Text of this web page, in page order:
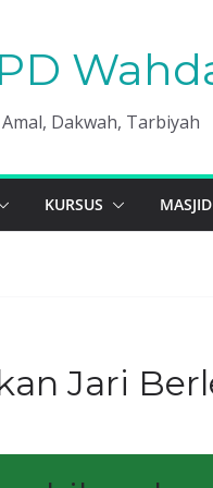
Dakwah, Tarbiyah
KURSUS MASJID
Jari